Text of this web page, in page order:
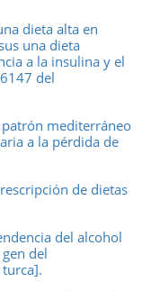
dieta alta en
una dieta
a la insulina y el
del
mediterráneo
a la pérdida de
de dietas
del alcohol
del